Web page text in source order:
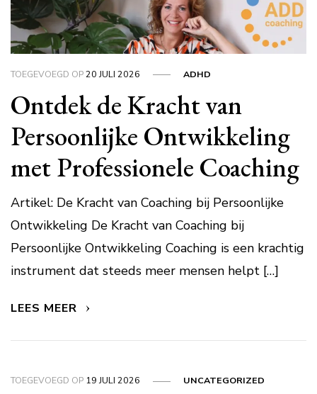
TOEGEVOEGD OP20 JULI 2026 ADHD
Ontdek de Kracht van
Persoonlijke Ontwikkeling
met Professionele Coaching
Artikel: De Kracht van Coaching bij Persoonlijke
Ontwikkeling De Kracht van Coaching bij
Persoonlijke Ontwikkeling Coaching is een krachtig
instrument dat steeds meer mensen helpt […]
LEES MEER
TOEGEVOEGD OP 19 JULI 2026 UNCATEGORIZED